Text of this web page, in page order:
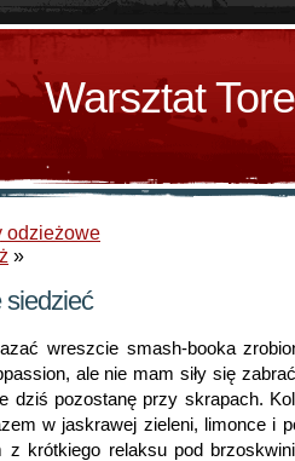
Warsztat
odzieżowe
»
siedzieć
wreszcie smash-booka
ale nie mam siły się
dziś pozostanę przy skrapach.
w jaskrawej zieleni, limonce i
z krótkiego relaksu pod